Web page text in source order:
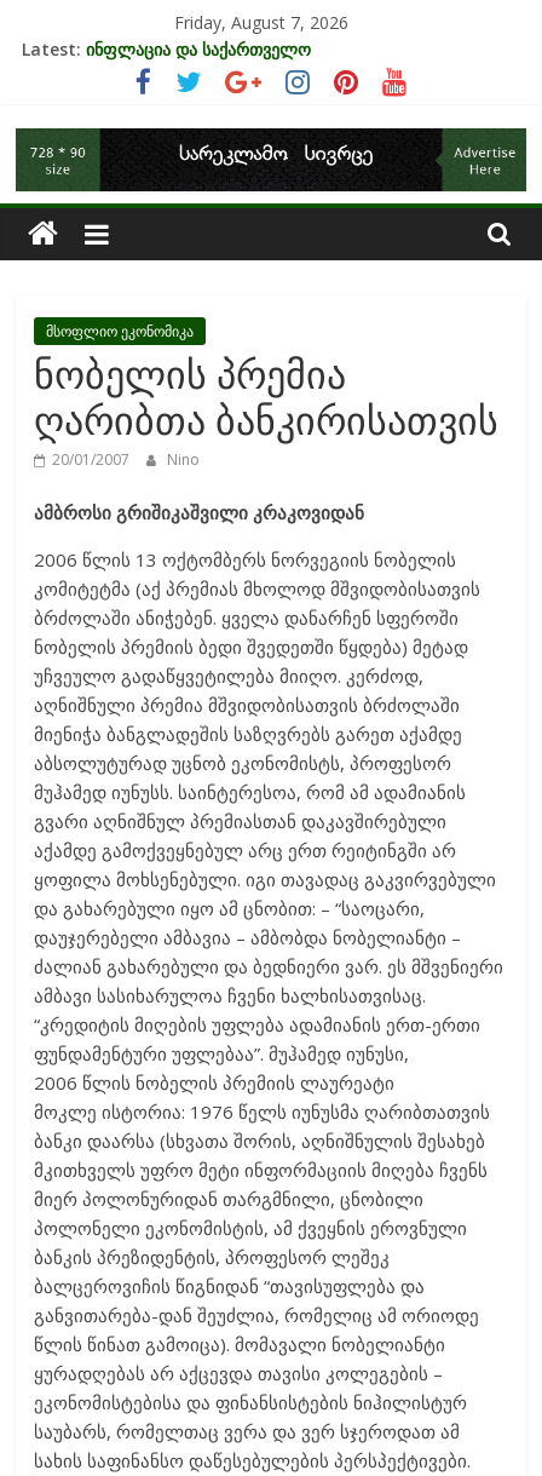
Friday, August 7, 2026
Latest: უძრავი ქონების ბაზარი საქართველოში
ინფლაცია და საქართველო
კრიზისის ზეგავლენა ტურიზმის ინდუსტრიაზე
მიგრაციისა და ეკონომიკის ურთიერთკავშირი
EU-ის კანდიდატის სტატუსის ეკონომიკური სარგებელი
საქართველოს
ეკონომიკა
მსოფლიო ეკონომიკა
ნობელის პრემია
ღარიბთა ბანკირისათვის
20/01/2007 Nino
ამბროსი გრიშიკაშვილი კრაკოვიდან
2006 წლის 13 ოქტომბერს ნორვეგიის ნობელის
კომიტეტმა (აქ პრემიას მხოლოდ მშვიდობისათვის
ბრძოლაში ანიჭებენ. ყველა დანარჩენ სფეროში
ნობელის პრემიის ბედი შვედეთში წყდება) მეტად
უჩვეულო გადაწყვეტილება მიიღო. კერძოდ,
აღნიშნული პრემია მშვიდობისათვის ბრძოლაში
მიენიჭა ბანგლადეშის საზღვრებს გარეთ აქამდე
აბსოლუტურად უცნობ ეკონომისტს, პროფესორ
მუჰამედ იუნუსს. საინტერესოა, რომ ამ ადამიანის
გვარი აღნიშნულ პრემიასთან დაკავშირებული
აქამდე გამოქვეყნებულ არც ერთ რეიტინგში არ
ყოფილა მოხსენებული. იგი თავადაც გაკვირვებული
და გახარებული იყო ამ ცნობით: – “საოცარი,
დაუჯერებელი ამბავია – ამბობდა ნობელიანტი –
ძალიან გახარებული და ბედნიერი ვარ. ეს მშვენიერი
ამბავი სასიხარულოა ჩვენი ხალხისათვისაც.
“კრედიტის მიღების უფლება ადამიანის ერთ-ერთი
ფუნდამენტური უფლებაა”. მუჰამედ იუნუსი,
2006 წლის ნობელის პრემიის ლაურეატი
მოკლე ისტორია: 1976 წელს იუნუსმა ღარიბთათვის
ბანკი დაარსა (სხვათა შორის, აღნიშნულის შესახებ
მკითხველს უფრო მეტი ინფორმაციის მიღება ჩვენს
მიერ პოლონურიდან თარგმნილი, ცნობილი
პოლონელი ეკონომისტის, ამ ქვეყნის ეროვნული
ბანკის პრეზიდენტის, პროფესორ ლეშეკ
ბალცეროვიჩის წიგნიდან “თავისუფლება და
განვითარება-დან შეუძლია, რომელიც ამ ორიოდე
წლის წინათ გამოიცა). მომავალი ნობელიანტი
ყურადღებას არ აქცევდა თავისი კოლეგების –
ეკონომისტებისა და ფინანსისტების ნიჰილისტურ
საუბარს, რომელთაც ვერა და ვერ სჯეროდათ ამ
სახის საფინანსო დაწესებულების პერსპექტივები.